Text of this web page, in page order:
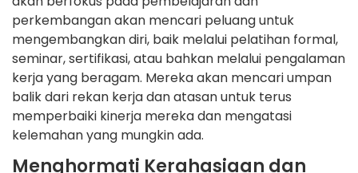
perkembangan akan mencari peluang untuk
mengembangkan diri, baik melalui pelatihan formal,
seminar, sertifikasi, atau bahkan melalui pengalaman
kerja yang beragam. Mereka akan mencari umpan
balik dari rekan kerja dan atasan untuk terus
memperbaiki kinerja mereka dan mengatasi
kelemahan yang mungkin ada.
Menghormati Kerahasiaan dan